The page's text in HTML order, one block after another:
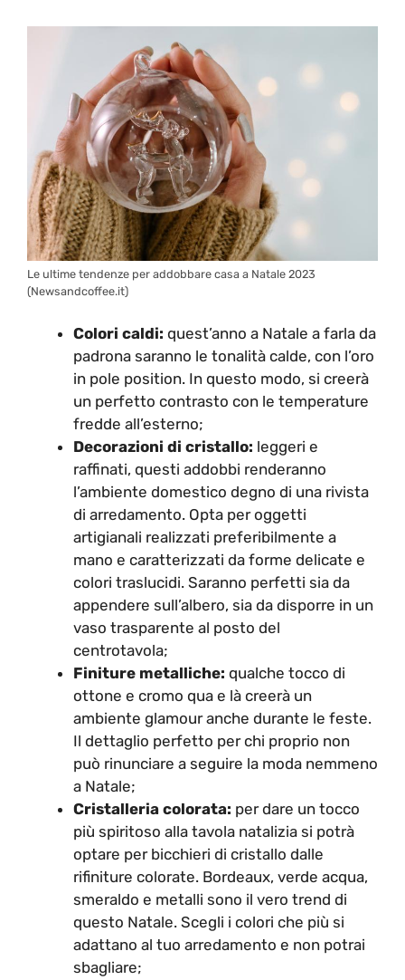
Le ultime tendenze per addobbare casa a Natale 2023
(Newsandcoffee.it)
Colori caldi: quest’anno a Natale a farla da
padrona saranno le tonalità calde, con l’oro
in pole position. In questo modo, si creerà
un perfetto contrasto con le temperature
fredde all’esterno;
Decorazioni di cristallo: leggeri e
raffinati, questi addobbi renderanno
l’ambiente domestico degno di una rivista
di arredamento. Opta per oggetti
artigianali realizzati preferibilmente a
mano e caratterizzati da forme delicate e
colori traslucidi. Saranno perfetti sia da
appendere sull’albero, sia da disporre in un
vaso trasparente al posto del
centrotavola;
Finiture metalliche: qualche tocco di
ottone e cromo qua e là creerà un
ambiente glamour anche durante le feste.
Il dettaglio perfetto per chi proprio non
può rinunciare a seguire la moda nemmeno
a Natale;
Cristalleria colorata: per dare un tocco
più spiritoso alla tavola natalizia si potrà
optare per bicchieri di cristallo dalle
rifiniture colorate. Bordeaux, verde acqua,
smeraldo e metalli sono il vero trend di
questo Natale. Scegli i colori che più si
adattano al tuo arredamento e non potrai
sbagliare;